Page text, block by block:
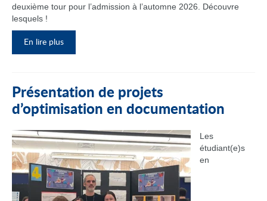
deuxième tour pour l’admission à l’automne 2026. Découvre
lesquels !
En lire plus
Présentation de projets
d’optimisation en documentation
Les
étudiant(e)s
en